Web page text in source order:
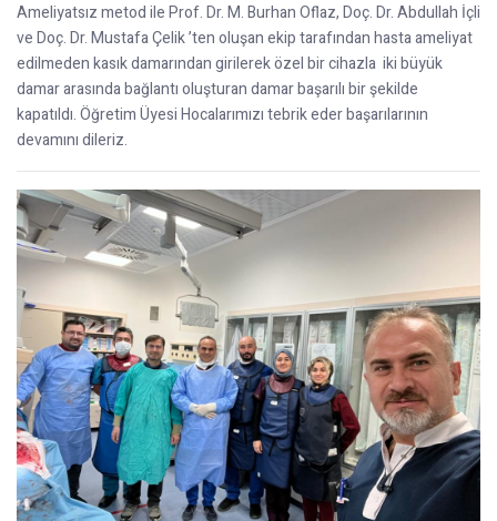
Ameliyatsız metod ile Prof. Dr. M. Burhan Oflaz, Doç. Dr. Abdullah İçli
ve Doç. Dr. Mustafa Çelik ’ten oluşan ekip tarafından hasta ameliyat
edilmeden kasık damarından girilerek özel bir cihazla iki büyük
damar arasında bağlantı oluşturan damar başarılı bir şekilde
kapatıldı. Öğretim Üyesi Hocalarımızı tebrik eder başarılarının
devamını dileriz.